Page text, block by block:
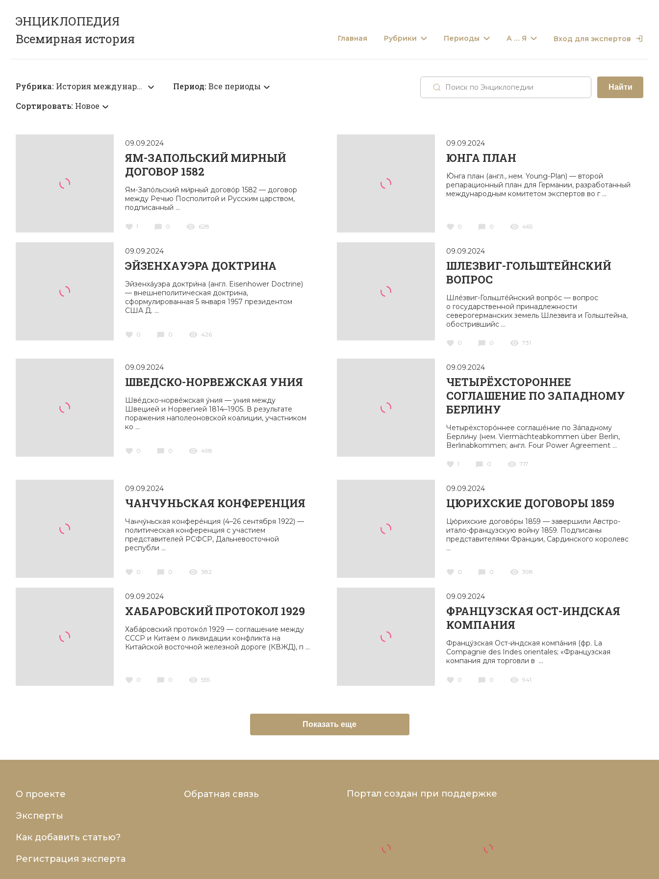
ЭНЦИКЛОПЕДИЯ
Всемирная история
Главная Рубрики Периоды А … Я Вход для экспертов
Рубрика: История международных отношений Период: Все периоды
Сортировать: Новое
Найти
09.09.2024
ЯМ-ЗАПОЛЬСКИЙ МИРНЫЙ
ДОГОВОР 1582
Ям-Запóльский ми́рный договóр 1582 — договор
между Речью Посполитой и Русским царством,
подписанный ...
1 0 628
09.09.2024
ЮНГА ПЛАН
Ю́нга план (англ., нем. Young-Plan) — второй
репарационный план для Германии, разработанный
международным комитетом экспертов во г ...
0 0 465
09.09.2024
ЭЙЗЕНХАУЭРА ДОКТРИНА
Эйзенхáуэра доктри́на (англ. Eisenhower Doctrine)
— внешнеполитическая доктрина,
сформулированная 5 января 1957 президентом
США Д. ...
0 0 426
09.09.2024
ШЛЕЗВИГ-ГОЛЬШТЕЙНСКИЙ
ВОПРОС
Шлéзвиг-Гольштéйнский вопрóс — вопрос
о государственной принадлежности
северогерманских земель Шлезвига и Гольштейна,
обострившийс ...
0 0 731
09.09.2024
ШВЕДСКО-НОРВЕЖСКАЯ УНИЯ
Швéдско-норвéжская у́ния — уния между
Швецией и Норвегией 1814–1905. В результате
поражения наполеоновской коалиции, участником
ко ...
0 0 498
09.09.2024
ЧЕТЫРЁХСТОРОННЕЕ
СОГЛАШЕНИЕ ПО ЗАПАДНОМУ
БЕРЛИНУ
Четырёхсторóннее соглашéние по Зáпадному
Берли́ну (нем. Viermächteabkommen über Berlin,
Berlinabkommen; англ. Four Power Agreement ...
1 0 717
09.09.2024
ЧАНЧУНЬСКАЯ КОНФЕРЕНЦИЯ
Чанчу́ньская конферéнция (4–26 сентября 1922) —
политическая конференция с участием
представителей РСФСР, Дальневосточной
республи ...
0 0 382
09.09.2024
ЦЮРИХСКИЕ ДОГОВОРЫ 1859
Цю́рихские договóры 1859 — завершили Австро-
итало-французскую вой­ну 1859. Подписаны
представителями Франции, Сардинского королевс
...
0 0 398
09.09.2024
ХАБАРОВСКИЙ ПРОТОКОЛ 1929
Хабáровский протокóл 1929 — соглашение между
СССР и Китаем о ликвидации конфликта на
Китайской восточной железной дороге (КВЖД), п ...
0 0 555
09.09.2024
ФРАНЦУЗСКАЯ ОСТ-ИНДСКАЯ
КОМПАНИЯ
Францу́зская Ост-и́ндская компáния (фр. La
Compagnie des Indes orientales; «Французская
компания для торговли в ...
0 0 941
Показать еще
О проекте
Эксперты
Как добавить статью?
Регистрация эксперта
Обратная связь Портал создан при поддержке